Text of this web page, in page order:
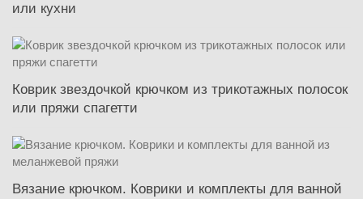
или кухни
Коврик звездочкой крючком из трикотажных полосок
или пряжи спагетти
Вязание крючком. Коврики и комплекты для ванной